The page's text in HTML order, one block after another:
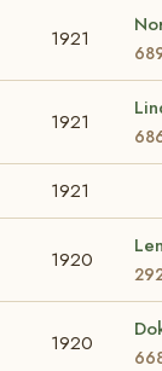
1921
1921
1921
1920
1920